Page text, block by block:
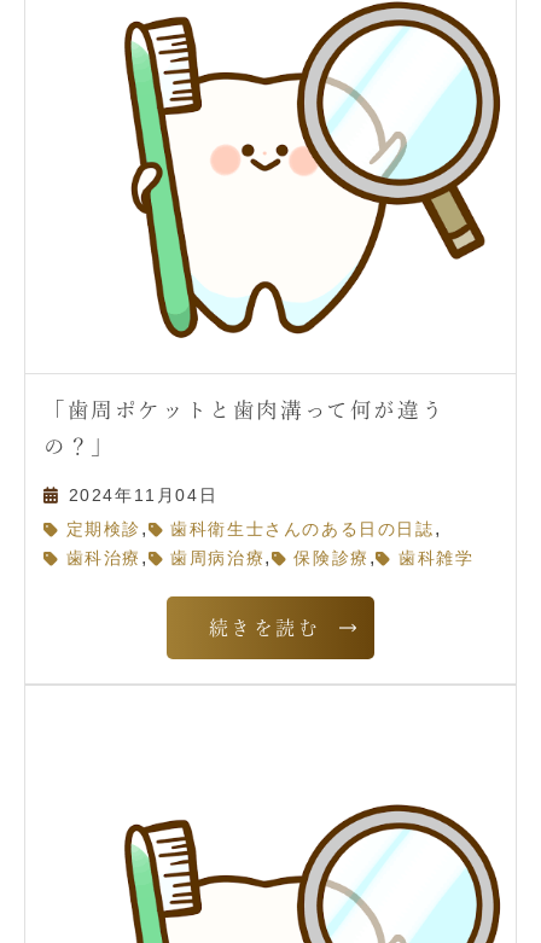
「歯周ポケットと歯肉溝って何が違う
の？」
2024年11月04日
定期検診 , 歯科衛生士さんのある日の日誌 ,
歯科治療 , 歯周病治療 , 保険診療 , 歯科雑学
続きを読む